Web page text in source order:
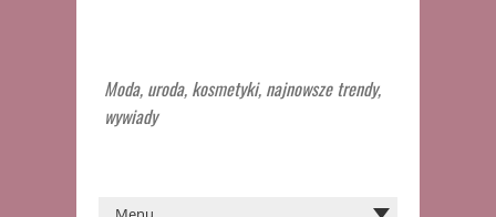
Moda, uroda, kosmetyki, najnowsze trendy,
wywiady